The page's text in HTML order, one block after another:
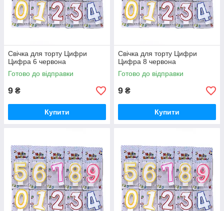
Свічка для торту Цифри
Цифра 6 червона
Готово до відправки
9 ₴
Купити
Свічка для торту Цифри
Цифра 8 червона
Готово до відправки
9 ₴
Купити